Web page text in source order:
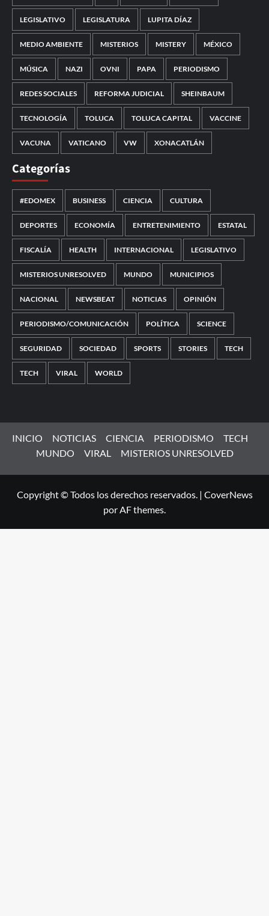
LEGISLATIVO LEGISLATURA LUPITA DÍAZ
MEDIO AMBIENTE MISTERIOS MISTERY MÉXICO
MÚSICA NAZI OVNI PAPA PERIODISMO
REDES SOCIALES REFORMA JUDICIAL SHEINBAUM
TECNOLOGÍA TOLUCA TOLUCA CAPITAL VACCINE
VACUNA VATICANO VW XONACATLÁN
Categorías
#EDOMEX BUSINESS CIENCIA CULTURA
DEPORTES ECONOMÍA ENTRETENIMIENTO ESTATAL
FISCALÍA HEALTH INTERNACIONAL LEGISLATIVO
MISTERIOS UNRESOLVED MUNDO MUNICIPIOS
NACIONAL NEWSBEAT NOTICIAS OPINIÓN
PERIODISMO/COMUNICACIÓN POLÍTICA SCIENCE
SEGURIDAD SOCIEDAD SPORTS STORIES TECH
TECH VIRAL WORLD
INICIO NOTICIAS CIENCIA PERIODISMO
TECH
MUNDO
VIRAL MISTERIOS UNRESOLVED
Copyright © Todos los derechos reservados. | CoverNews
por AF themes.